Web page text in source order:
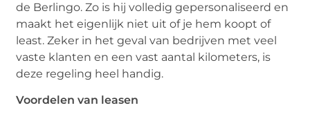
de Berlingo. Zo is hij volledig gepersonaliseerd en
maakt het eigenlijk niet uit of je hem koopt of
least. Zeker in het geval van bedrijven met veel
vaste klanten en een vast aantal kilometers, is
deze regeling heel handig.
Voordelen van leasen